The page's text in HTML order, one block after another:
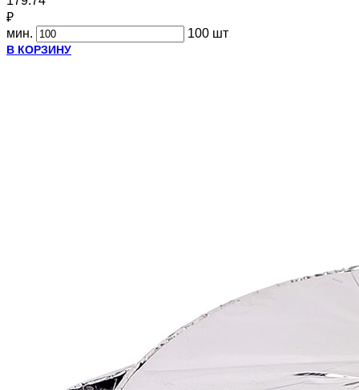
₽
мин.
100 шт
В КОРЗИНУ